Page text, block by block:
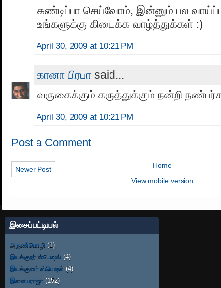
கண்டிப்பா செய்வோம், இன்னும் பல
உங்களுக்கு கிடைக்க வாழ்த்துக்கள் :)
April 30, 2009 at 10:21 PM
கானா பிரபா said...
வருகைக்கும் கருத்துக்கும் நன்றி
April 30, 2009 at 10:21 PM
Post a Comment
Newer Post
Home
View mobile version
இசைப்பட்டியல்
அருண்மொழி (1)
இயக்குநர் ஸ்பெஷல் (4)
இயக்குனர் ஸ்பெஷல் (4)
இளையராஜா (152)